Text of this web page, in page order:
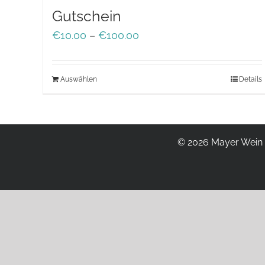
Gutschein
€10.00 – €100.00
Auswählen Details
© 2026 Mayer Wein